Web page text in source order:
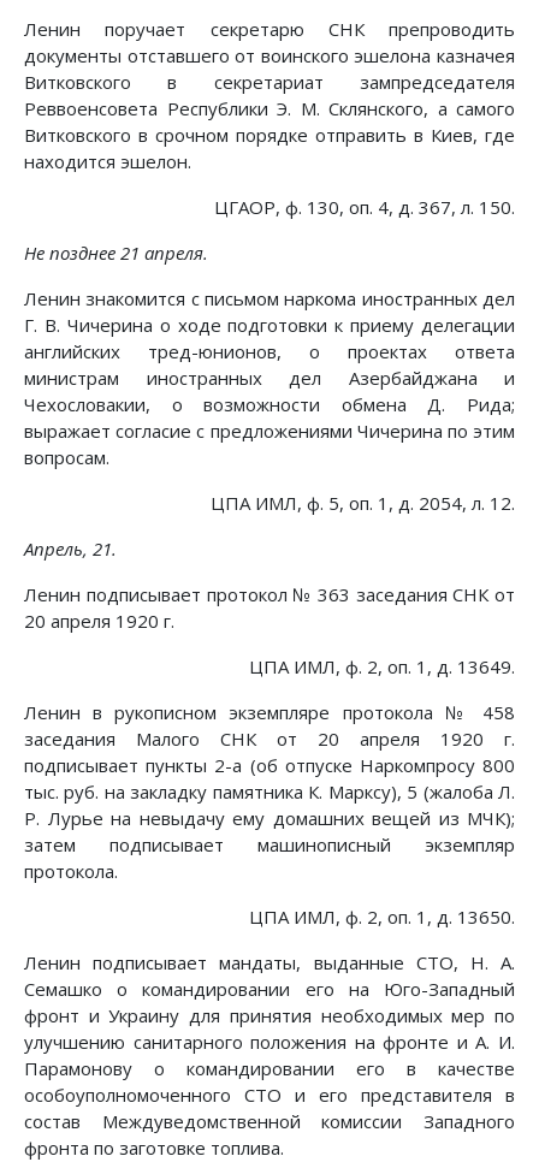
Ленин поручает секретарю СНК препроводить
документы отставшего от воинского эшелона казначея
Витковского в секретариат зампредседателя
Реввоенсовета Республики Э. М. Склянского, а самого
Витковского в срочном порядке отправить в Киев, где
находится эшелон.
ЦГАОР, ф. 130, оп. 4, д. 367, л. 150.
Не позднее 21 апреля.
Ленин знакомится с письмом наркома иностранных дел
Г. В. Чичерина о ходе подготовки к приему делегации
английских тред-юнионов, о проектах ответа
министрам иностранных дел Азербайджана и
Чехословакии, о возможности обмена Д. Рида;
выражает согласие с предложениями Чичерина по этим
вопросам.
ЦПА ИМЛ, ф. 5, оп. 1, д. 2054, л. 12.
Апрель, 21.
Ленин подписывает протокол № 363 заседания СНК от
20 апреля 1920 г.
ЦПА ИМЛ, ф. 2, оп. 1, д. 13649.
Ленин в рукописном экземпляре протокола № 458
заседания Малого СНК от 20 апреля 1920 г.
подписывает пункты 2-а (об отпуске Наркомпросу 800
тыс. руб. на закладку памятника К. Марксу), 5 (жалоба Л.
Р. Лурье на невыдачу ему домашних вещей из МЧК);
затем подписывает машинописный экземпляр
протокола.
ЦПА ИМЛ, ф. 2, оп. 1, д. 13650.
Ленин подписывает мандаты, выданные СТО, Н. А.
Семашко о командировании его на Юго-Западный
фронт и Украину для принятия необходимых мер по
улучшению санитарного положения на фронте и А. И.
Парамонову о командировании его в качестве
особоуполномоченного СТО и его представителя в
состав Междуведомственной комиссии Западного
фронта по заготовке топлива.